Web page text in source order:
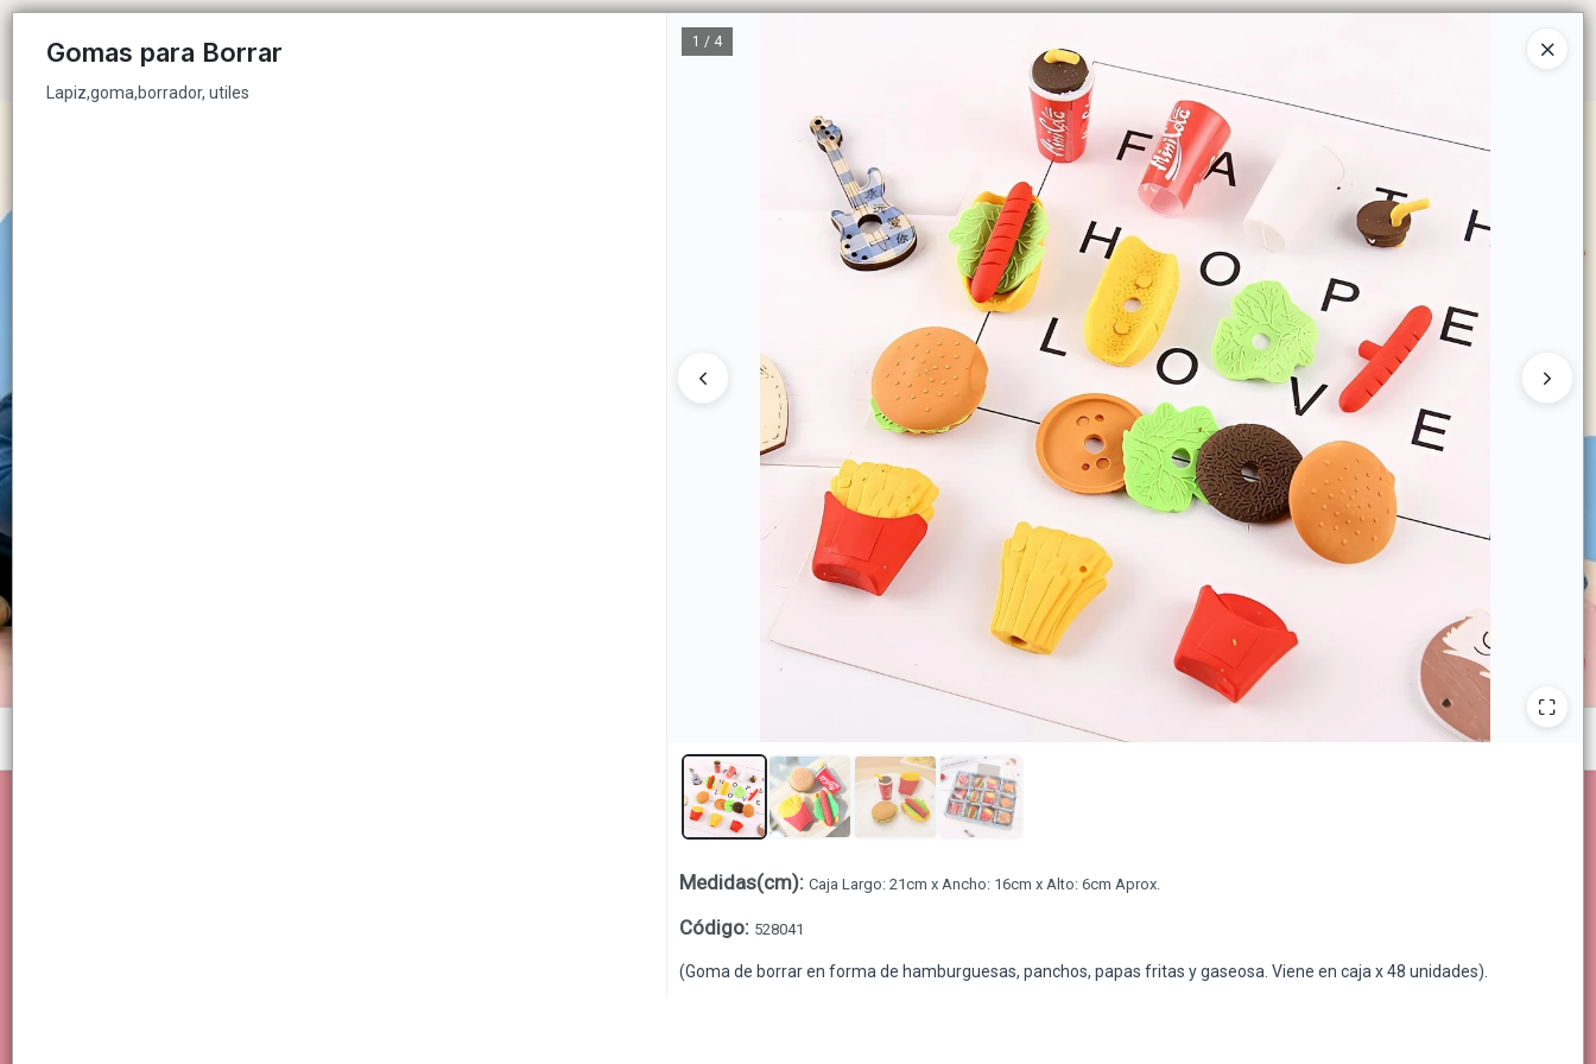
Lapiz,goma,borrador, utiles
Gomas para Borrar
Lapiz,goma,borrador, utiles
1 / 4
Medidas(cm): Caja Largo: 21cm x Ancho: 16cm x Alto: 6cm Aprox.
Código: 528041
(Goma de borrar en forma de hamburguesas, panchos, papas fritas y gaseosa. Viene en caja x 48 unidades).
CÓMO COMPRAR QUIÉNES SOMOS